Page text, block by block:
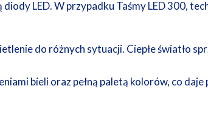
LED. W przypadku Taśmy LED 300,
do różnych sytuacji. Ciepłe światło
bieli oraz pełną paletą kolorów, co